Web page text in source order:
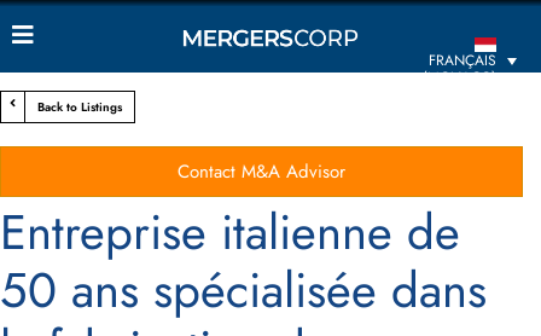
FRANÇAIS
(MONACO)
Back to Listings
Contact M&A Advisor
Entreprise italienne de
50 ans spécialisée dans